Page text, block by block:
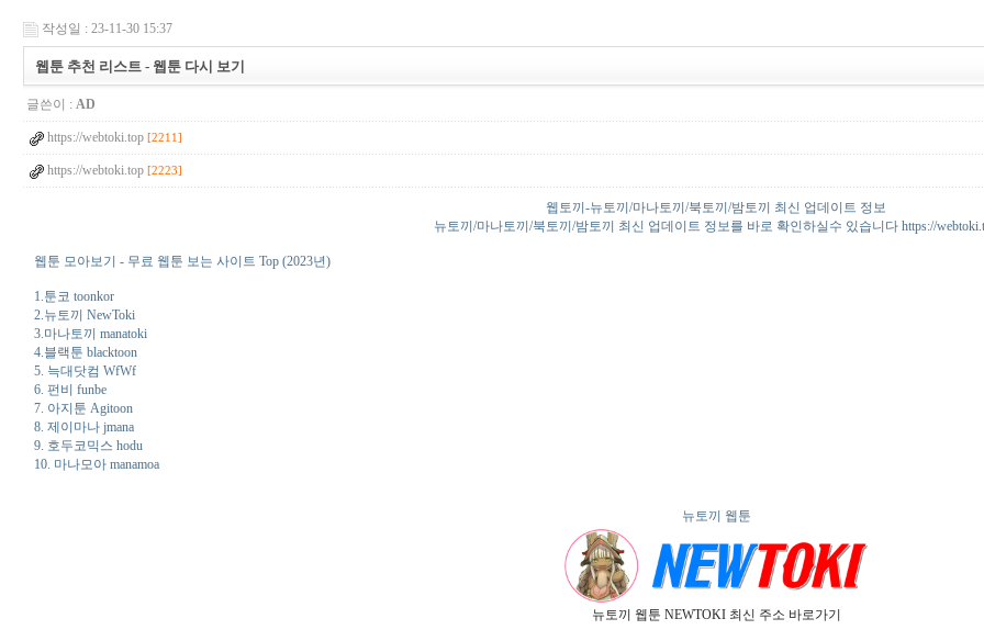
작성일 : 23-11-30 15:37
웹툰 추천 리스트 - 웹툰 다시 보기
글쓴이 : AD
https://webtoki.top [2211]
https://webtoki.top [2223]
웹토끼-뉴토끼/마나토끼/북토끼/밤토끼 최신 업데이트 정보
뉴토끼/마나토끼/북토끼/밤토끼 최신 업데이트 정보를 바로 확인하실수 있습니다 https://
웹툰 모아보기 - 무료 웹툰 보는 사이트 Top (2023년)
1.툰코 toonkor
2.뉴토끼 NewToki
3.마나토끼 manatoki
4.블랙툰 blacktoon
5. 늑대닷컴 WfWf
6. 펀비 funbe
7. 아지툰 Agitoon
8. 제이마나 jmana
9. 호두코믹스 hodu
10. 마나모아 manamoa
뉴토끼 웹툰
뉴토끼 웹툰 NEWTOKI 최신 주소 바로가기